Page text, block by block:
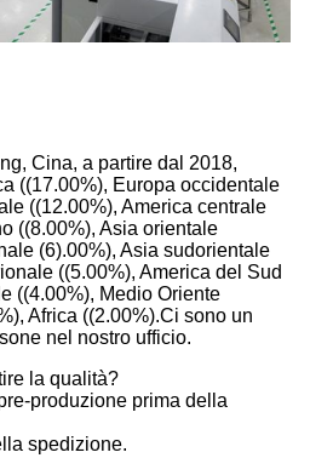
Cina, a partire dal 2018,
((17.00%), Europa occidentale
((12.00%), America centrale
((8.00%), Asia orientale
(6).00%), Asia sudorientale
((5.00%), America del Sud
((4.00%), Medio Oriente
Africa ((2.00%).Ci sono un
nel nostro ufficio.
la qualità?
produzione prima della
spedizione.